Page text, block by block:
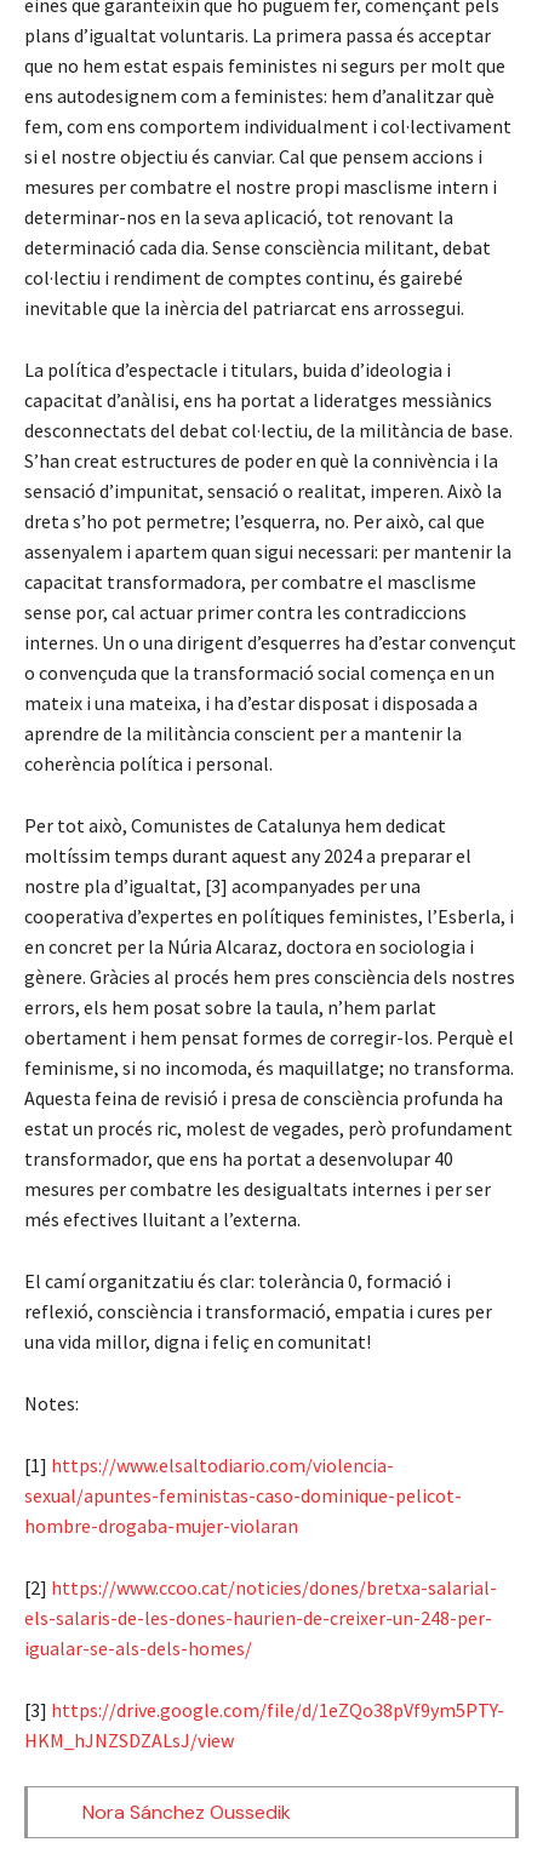
eines que garanteixin que ho puguem fer, començant pels
plans d’igualtat voluntaris. La primera passa és acceptar
que no hem estat espais feministes ni segurs per molt que
ens autodesignem com a feministes: hem d’analitzar què
fem, com ens comportem individualment i col·lectivament
si el nostre objectiu és canviar. Cal que pensem accions i
mesures per combatre el nostre propi masclisme intern i
determinar-nos en la seva aplicació, tot renovant la
determinació cada dia. Sense consciència militant, debat
col·lectiu i rendiment de comptes continu, és gairebé
inevitable que la inèrcia del patriarcat ens arrossegui.
La política d’espectacle i titulars, buida d’ideologia i
capacitat d’anàlisi, ens ha portat a lideratges messiànics
desconnectats del debat col·lectiu, de la militància de base.
S’han creat estructures de poder en què la connivència i la
sensació d’impunitat, sensació o realitat, imperen. Això la
dreta s’ho pot permetre; l’esquerra, no. Per això, cal que
assenyalem i apartem quan sigui necessari: per mantenir la
capacitat transformadora, per combatre el masclisme
sense por, cal actuar primer contra les contradiccions
internes. Un o una dirigent d’esquerres ha d’estar convençut
o convençuda que la transformació social comença en un
mateix i una mateixa, i ha d’estar disposat i disposada a
aprendre de la militància conscient per a mantenir la
coherència política i personal.
Per tot això, Comunistes de Catalunya hem dedicat
moltíssim temps durant aquest any 2024 a preparar el
nostre pla d’igualtat, [3] acompanyades per una
cooperativa d’expertes en polítiques feministes, l’Esberla, i
en concret per la Núria Alcaraz, doctora en sociologia i
gènere. Gràcies al procés hem pres consciència dels nostres
errors, els hem posat sobre la taula, n’hem parlat
obertament i hem pensat formes de corregir-los. Perquè el
feminisme, si no incomoda, és maquillatge; no transforma.
Aquesta feina de revisió i presa de consciència profunda ha
estat un procés ric, molest de vegades, però profundament
transformador, que ens ha portat a desenvolupar 40
mesures per combatre les desigualtats internes i per ser
més efectives lluitant a l’externa.
El camí organitzatiu és clar: tolerància 0, formació i
reflexió, consciència i transformació, empatia i cures per
una vida millor, digna i feliç en comunitat!
Notes:
[1] https://www.elsaltodiario.com/violencia-
sexual/apuntes-feministas-caso-dominique-pelicot-
hombre-drogaba-mujer-violaran
[2] https://www.ccoo.cat/noticies/dones/bretxa-salarial-
els-salaris-de-les-dones-haurien-de-creixer-un-248-per-
igualar-se-als-dels-homes/
[3] https://drive.google.com/file/d/1eZQo38pVf9ym5PTY-
HKM_hJNZSDZALsJ/view
Nora Sánchez Oussedik